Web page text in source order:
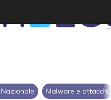
Malware e attacchi